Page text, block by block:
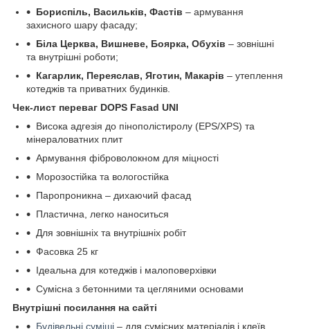
Бориспіль, Васильків, Фастів – армування
захисного шару фасаду;
Біла Церква, Вишневе, Боярка, Обухів – зовнішні
та внутрішні роботи;
Кагарлик, Переяслав, Яготин, Макарів – утеплення
котеджів та приватних будинків.
Чек-лист переваг DOPS Fasad UNI
Висока адгезія до пінополістиролу (EPS/XPS) та
мінераловатних плит
Армування фіброволокном для міцності
Морозостійка та вологостійка
Паропроникна – дихаючий фасад
Пластична, легко наноситься
Для зовнішніх та внутрішніх робіт
Фасовка 25 кг
Ідеальна для котеджів і малоповерхівки
Сумісна з бетонними та цегляними основами
Внутрішні посилання на сайті
Будівельні суміші – для сумісних матеріалів і клеїв